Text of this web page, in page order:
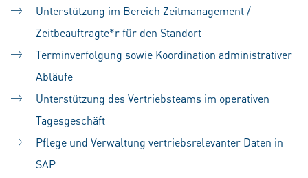
Unterstützung im Bereich Zeitmanagement /
Zeitbeauftragte*r für den Standort
Terminverfolgung sowie Koordination administrativer
Abläufe
Unterstützung des Vertriebsteams im operativen
Tagesgeschäft
Pflege und Verwaltung vertriebsrelevanter Daten in
SAP